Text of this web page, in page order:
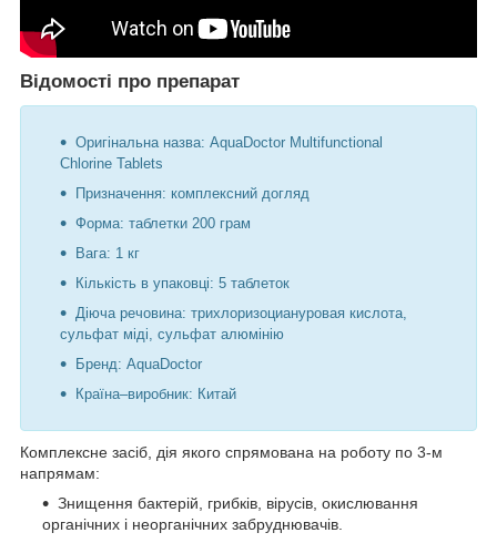
Відомості про препарат
Оригінальна назва: AquaDoctor Multifunctional
Chlorine Tablets
Призначення: комплексний догляд
Форма: таблетки 200 грам
Вага: 1 кг
Кількість в упаковці: 5 таблеток
Діюча речовина: трихлоризоциануровая кислота,
сульфат міді, сульфат алюмінію
Бренд: AquaDoctor
Країна–виробник: Китай
Комплексне засіб, дія якого спрямована на роботу по 3-м
напрямам:
Знищення бактерій, грибків, вірусів, окислювання
органічних і неорганічних забруднювачів.